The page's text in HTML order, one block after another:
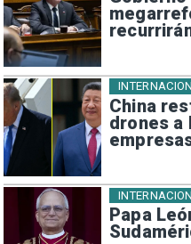
China
drones a
Papa